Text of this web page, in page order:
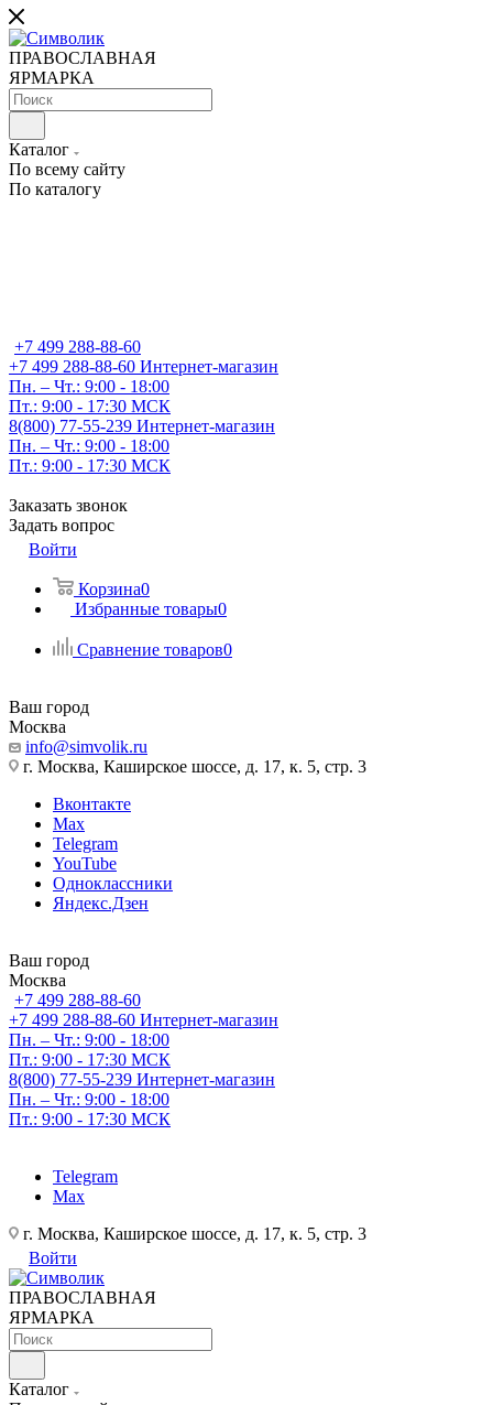
ПРАВОСЛАВНАЯ
ЯРМАРКА
Каталог
По всему сайту
По каталогу
+7 499 288-88-60
+7 499 288-88-60 Интернет-магазин
Пн. – Чт.: 9:00 - 18:00
Пт.: 9:00 - 17:30 МСК
8(800) 77-55-239 Интернет-магазин
Пн. – Чт.: 9:00 - 18:00
Пт.: 9:00 - 17:30 МСК
Заказать звонок
Задать вопрос
Войти
Корзина0
Избранные товары0
Сравнение товаров0
Ваш город
Москва
info@simvolik.ru
г. Москва, Каширское шоссе, д. 17, к. 5, стр. 3
Вконтакте
Max
Telegram
YouTube
Одноклассники
Яндекс.Дзен
Ваш город
Москва
+7 499 288-88-60
+7 499 288-88-60 Интернет-магазин
Пн. – Чт.: 9:00 - 18:00
Пт.: 9:00 - 17:30 МСК
8(800) 77-55-239 Интернет-магазин
Пн. – Чт.: 9:00 - 18:00
Пт.: 9:00 - 17:30 МСК
Telegram
Max
г. Москва, Каширское шоссе, д. 17, к. 5, стр. 3
Войти
ПРАВОСЛАВНАЯ
ЯРМАРКА
Каталог